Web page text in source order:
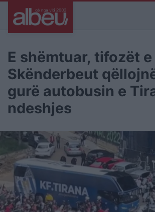
E shëmtuar, tifozët e
Skënderbeut
gurë autobusin e
ndeshjes